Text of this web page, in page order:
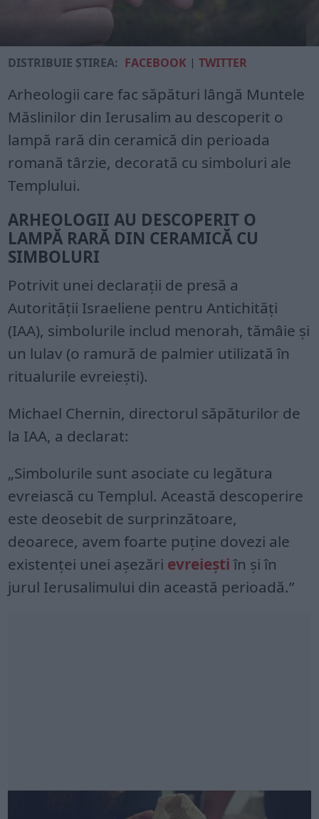
DISTRIBUIE ȘTIREA: FACEBOOK |TWITTER
Arheologii care fac săpături lângă Muntele
Măslinilor din Ierusalim au descoperit o
lampă rară din ceramică din perioada
romană târzie, decorată cu simboluri ale
Templului.
ARHEOLOGII AU DESCOPERIT O
LAMPĂ RARĂ DIN CERAMICĂ CU
SIMBOLURI
Potrivit unei declarații de presă a
Autorității Israeliene pentru Antichități
(IAA), simbolurile includ menorah, tămâie și
un lulav (o ramură de palmier utilizată în
ritualurile evreiești).
Michael Chernin, directorul săpăturilor de
la IAA, a declarat:
„Simbolurile sunt asociate cu legătura
evreiască cu Templul. Această descoperire
este deosebit de surprinzătoare,
deoarece, avem foarte puține dovezi ale
existenței unei așezări evreieștiîn și în
jurul Ierusalimului din această perioadă.”